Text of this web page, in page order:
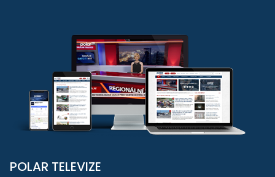
POLAR TELEVIZE